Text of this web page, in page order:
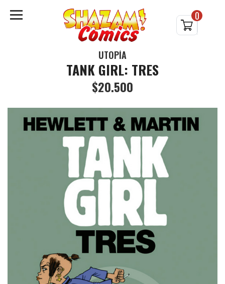
0
UTOPÍA
TANK GIRL: TRES
$20.500